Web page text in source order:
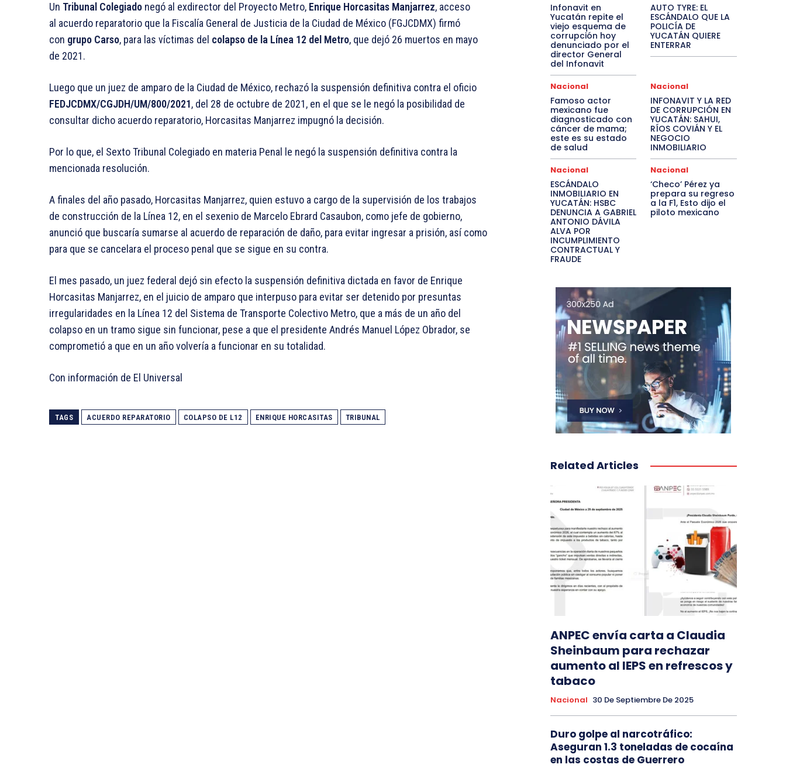
Un Tribunal Colegiado negó al exdirector del Proyecto Metro, Enrique Horcasitas Manjarrez, acceso
al acuerdo reparatorio que la Fiscalía General de Justicia de la Ciudad de México (FGJCDMX) firmó
con grupo Carso, para las víctimas del colapso de la Línea 12 del Metro, que dejó 26 muertos en mayo
de 2021.
Luego que un juez de amparo de la Ciudad de México, rechazó la suspensión definitiva contra el oficio
FEDJCDMX/CGJDH/UM/800/2021, del 28 de octubre de 2021, en el que se le negó la posibilidad de
consultar dicho acuerdo reparatorio, Horcasitas Manjarrez impugnó la decisión.
Por lo que, el Sexto Tribunal Colegiado en materia Penal le negó la suspensión definitiva contra la
mencionada resolución.
A finales del año pasado, Horcasitas Manjarrez, quien estuvo a cargo de la supervisión de los trabajos
de construcción de la Línea 12, en el sexenio de Marcelo Ebrard Casaubon, como jefe de gobierno,
anunció que buscaría sumarse al acuerdo de reparación de daño, para evitar ingresar a prisión, así como
para que se cancelara el proceso penal que se sigue en su contra.
El mes pasado, un juez federal dejó sin efecto la suspensión definitiva dictada en favor de Enrique
Horcasitas Manjarrez, en el juicio de amparo que interpuso para evitar ser detenido por presuntas
irregularidades en la Línea 12 del Sistema de Transporte Colectivo Metro, que a más de un año del
colapso en un tramo sigue sin funcionar, pese a que el presidente Andrés Manuel López Obrador, se
comprometió a que en un año volvería a funcionar en su totalidad.
Con información de El Universal
TAGS ACUERDO REPARATORIO COLAPSO DE L12 ENRIQUE HORCASITAS TRIBUNAL
Infonavit en
Yucatán repite el
viejo esquema de
corrupción hoy
denunciado por el
director General
del Infonavit
AUTO TYRE: EL
ESCÁNDALO QUE LA
POLICÍA DE
YUCATÁN QUIERE
ENTERRAR
Nacional
Famoso actor
mexicano fue
diagnosticado con
cáncer de mama;
este es su estado
de salud
Nacional
INFONAVIT Y LA RED
DE CORRUPCIÓN EN
YUCATÁN: SAHUI,
RÍOS COVIÁN Y EL
NEGOCIO
INMOBILIARIO
Nacional
ESCÁNDALO
INMOBILIARIO EN
YUCATÁN: HSBC
DENUNCIA A GABRIEL
ANTONIO DÁVILA
ALVA POR
INCUMPLIMIENTO
CONTRACTUAL Y
FRAUDE
Nacional
‘Checo’ Pérez ya
prepara su regreso
a la F1, Esto dijo el
piloto mexicano
Related Articles
ANPEC envía carta a Claudia
Sheinbaum para rechazar
aumento al IEPS en refrescos y
tabaco
Nacional 30 De Septiembre De 2025
Duro golpe al narcotráfico:
Aseguran 1.3 toneladas de cocaína
en las costas de Guerrero